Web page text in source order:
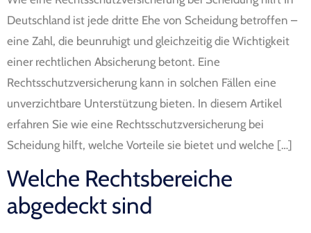
Deutschland ist jede dritte Ehe von Scheidung betroffen –
eine Zahl, die beunruhigt und gleichzeitig die Wichtigkeit
einer rechtlichen Absicherung betont. Eine
Rechtsschutzversicherung kann in solchen Fällen eine
unverzichtbare Unterstützung bieten. In diesem Artikel
erfahren Sie wie eine Rechtsschutzversicherung bei
Scheidung hilft, welche Vorteile sie bietet und welche […]
Welche Rechtsbereiche
abgedeckt sind